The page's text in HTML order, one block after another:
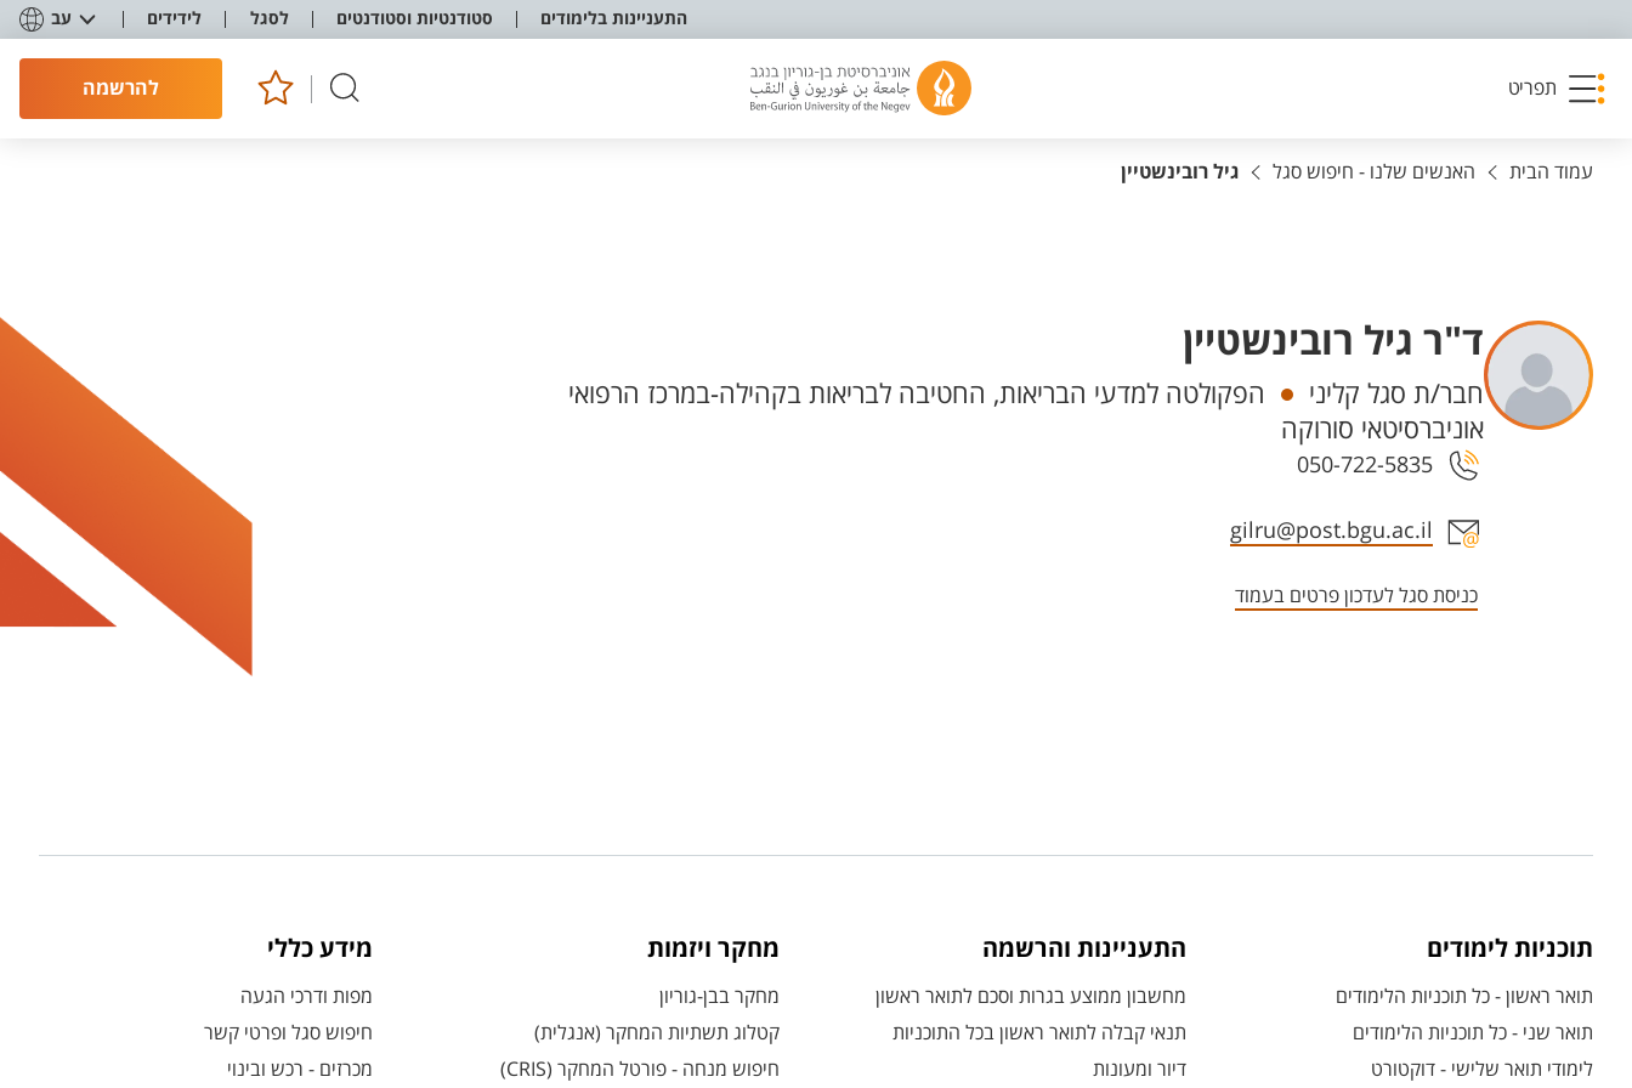
התעניינות בלימודים סטודנטיות וסטודנטים לסגל לידידים עב
תפריט להרשמה
עמוד הבית האנשים שלנו - חיפוש סגל גיל רובינשטיין
ד"ר גיל רובינשטיין
יחידות
חבר/ת סגל קליני
הפקולטה למדעי הבריאות, החטיבה לבריאות בקהילה-במרכז הרפואי
אוניברסיטאי סורוקה
050-722-5835
אזור צור קשר עם איש הסגל
gilru@post.bgu.ac.il
כניסת סגל לעדכון פרטים בעמוד
תוכניות לימודים
תואר ראשון - כל תוכניות הלימודים
תואר שני - כל תוכניות הלימודים
לימודי תואר שלישי - דוקטורט
התעניינות והרשמה
מחשבון ממוצע בגרות וסכם לתואר ראשון
תנאי קבלה לתואר ראשון בכל התוכניות
דיור ומעונות
מחקר ויזמות
מחקר בבן-גוריון
קטלוג תשתיות המחקר (אנגלית)
חיפוש מנחה - פורטל המחקר (CRIS)
מידע כללי
מפות ודרכי הגעה
חיפוש סגל ופרטי קשר
מכרזים - רכש ובינוי